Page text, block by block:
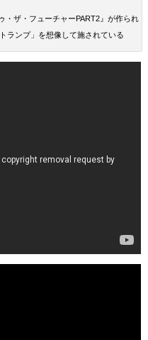
・ザ・フューチャーPART2』が作られ
ランプ」を想像して施されている